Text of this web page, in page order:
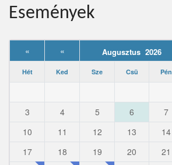
Események
« « Augusztus 2026
Hét Ked Sze Csü Pén
3
4 5 6 7
10
11 12 13 14
17
18 19 20 21